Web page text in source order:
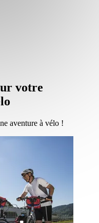
votre
aventure à vélo !